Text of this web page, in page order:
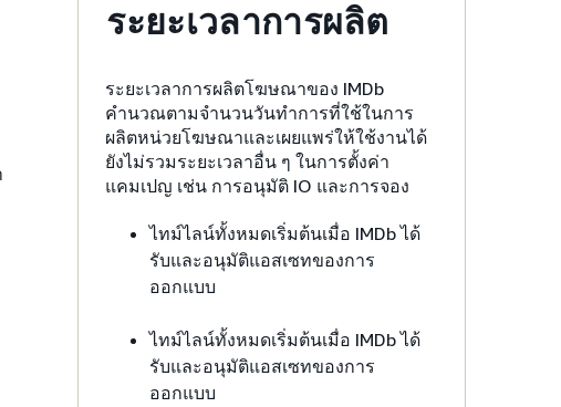
ระยะเวลาการผลิต
ระยะเวลาการผลิตโฆษณาของ IMDb
คำนวณตามจำนวนวันทำการที่ใช้ในการ
ผลิตหน่วยโฆษณาและเผยแพร่ให้ใช้งานได้
ยังไม่รวมระยะเวลาอื่น ๆ ในการตั้งค่า
แคมเปญ เช่น การอนุมัติ IO และการจอง
ไทม์ไลน์ทั้งหมดเริ่มต้นเมื่อ IMDb ได้
รับและอนุมัติแอสเซทของการ
ออกแบบ
ไทม์ไลน์ทั้งหมดเริ่มต้นเมื่อ IMDb ได้
รับและอนุมัติแอสเซทของการ
ออกแบบ